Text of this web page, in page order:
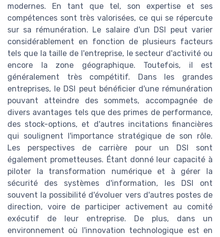
modernes. En tant que tel, son expertise et ses
compétences sont très valorisées, ce qui se répercute
sur sa rémunération. Le salaire d'un DSI peut varier
considérablement en fonction de plusieurs facteurs
tels que la taille de l'entreprise, le secteur d'activité ou
encore la zone géographique. Toutefois, il est
généralement très compétitif. Dans les grandes
entreprises, le DSI peut bénéficier d'une rémunération
pouvant atteindre des sommets, accompagnée de
divers avantages tels que des primes de performance,
des stock-options, et d'autres incitations financières
qui soulignent l'importance stratégique de son rôle.
Les perspectives de carrière pour un DSI sont
également prometteuses. Étant donné leur capacité à
piloter la transformation numérique et à gérer la
sécurité des systèmes d'information, les DSI ont
souvent la possibilité d'évoluer vers d'autres postes de
direction, voire de participer activement au comité
exécutif de leur entreprise. De plus, dans un
environnement où l'innovation technologique est en